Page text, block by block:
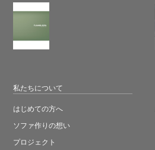
私たちについて
はじめての方へ
ソファ作りの想い
プロジェクト